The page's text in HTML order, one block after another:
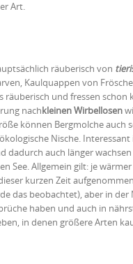
Art.
räuberisch von
Kaulquappen von
räuberisch und fressen schon
nachkleinen Wirbellosen
können Bergmolche auch
Nische. Interessant
dadurch auch länger
See. Allgemein gilt: je
kurzen Zeit
das beobachtet), aber in der
haben und auch in
in denen größere Arten